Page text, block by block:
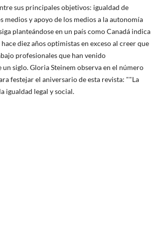
sus principales objetivos: igualdad de
y apoyo de los medios a la autonomía
planteándose en un país como Canadá indica
diez años optimistas en exceso al creer que
profesionales que han venido
siglo. Gloria Steinem observa en el número
festejar el aniversario de esta revista: ""La
igualdad legal y social.